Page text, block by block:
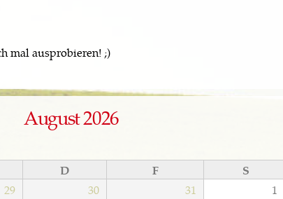
mal ausprobieren! ;)
August 2026
D F S
29 30 31 1